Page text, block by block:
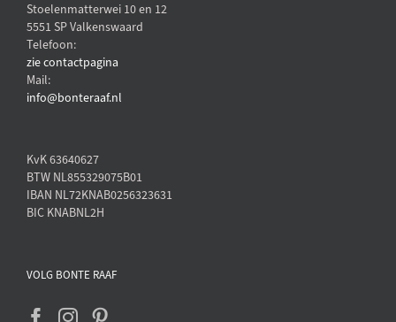
Stoelenmatterwei 10 en 12
5551 SP Valkenswaard
Telefoon:
zie contactpagina
Mail:
info@bonteraaf.nl
KvK 63640627
BTW NL855329075B01
IBAN NL72KNAB0256323631
BIC KNABNL2H
VOLG BONTE RAAF